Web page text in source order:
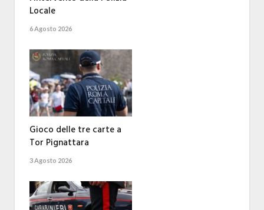
Locale
6 Agosto 2026
Gioco delle tre carte a
Tor Pignattara
3 Agosto 2026